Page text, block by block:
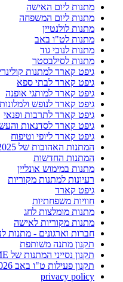
מתנות ליום האישה
מתנות ליום המשפחה
מתנות לולנטיין
מתנות לט"ו באב
מתנות לנובי גוד
מתנות לסילבסטר
גיפט קארד למתנות
גיפט קארד לבתי ספא
גיפט קארד למותגי אופנה
גיפט קארד לנופש ולמלונות
גיפט קארד לתרבות ופנאי
גיפט קארד לסדנאות
גיפט קארד ליופי וטיפוח
המתנות האהובות של 2025
המתנות החדשות
מתנות במימוש אונליין
רעיונות למתנות מקוריות
גיפט קארד
חוויות משפחתיות
מתנות מומלצות לחג
מתנות מקוריות לאישה
חברות וארגונים - מתנות
תקנון מתנה משותפת
תקנון נסייני המתנות של BUYME
תקנון פעילות ט"ו באב 2026
privacy policy